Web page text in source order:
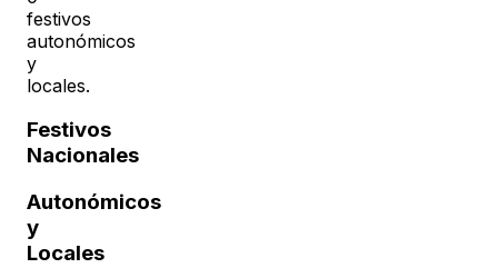
festivos
autonómicos
y
locales.
Festivos
Nacionales
Autonómicos
y
Locales